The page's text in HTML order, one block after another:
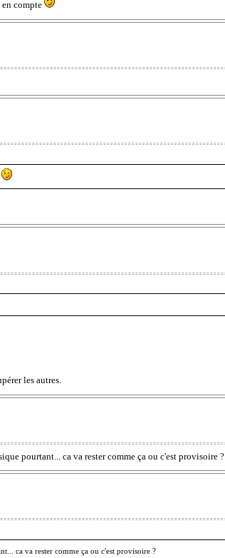
compte
les autres.
pourtant... ca va rester comme ça ou c'est provisoire ?
ca va rester comme ça ou c'est provisoire ?